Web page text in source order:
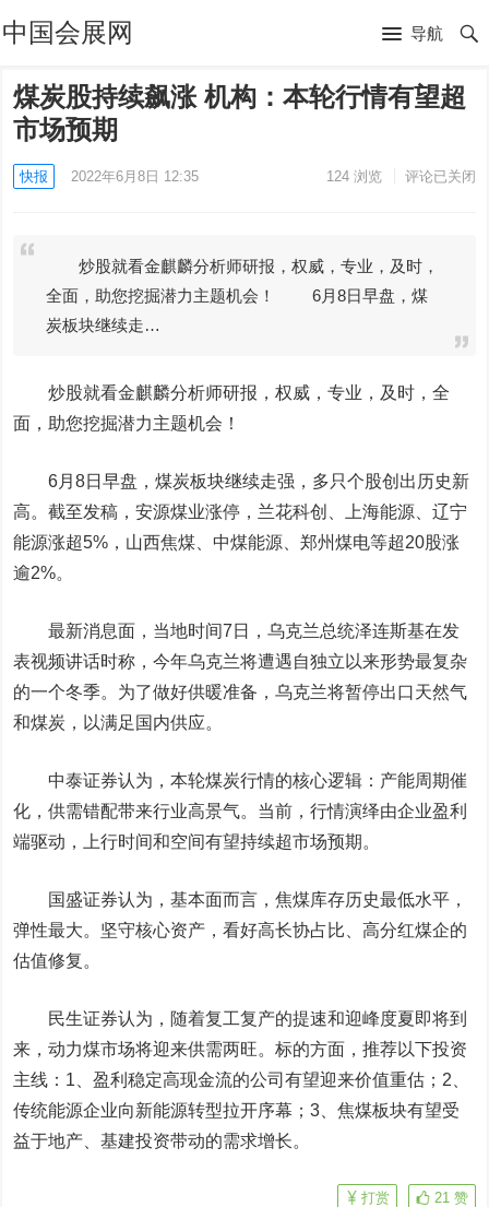
中国会展网 导航
煤炭股持续飙涨 机构：本轮行情有望超
市场预期
快报 2022年6月8日 12:35 124浏览 评论已关闭
炒股就看金麒麟分析师研报，权威，专业，及时，
全面，助您挖掘潜力主题机会！ 6月8日早盘，煤
炭板块继续走…
炒股就看金麒麟分析师研报，权威，专业，及时，全
面，助您挖掘潜力主题机会！
6月8日早盘，煤炭板块继续走强，多只个股创出历史新
高。截至发稿，安源煤业涨停， 兰花科创 上海能源 、辽宁
能源涨超5%， 山西焦煤 中煤能源 、郑州煤电等超20股涨
逾2%。
最新消息面，当地时间7日，乌克兰总统泽连斯基在发
表视频讲话时称，今年乌克兰将遭遇自独立以来形势最复杂
的一个冬季。为了做好供暖准备，乌克兰将暂停出口天然气
和煤炭，以满足国内供应。
中泰证券认为，本轮煤炭行情的核心逻辑：产能周期催
化，供需错配带来行业高景气。当前，行情演绎由企业盈利
端驱动，上行时间和空间有望持续超市场预期。
国盛证券认为，基本面而言，焦煤库存历史最低水平，
弹性最大。坚守核心资产，看好高长协占比、高分红煤企的
估值修复。
民生证券认为，随着复工复产的提速和迎峰度夏即将到
来，动力煤市场将迎来供需两旺。标的方面，推荐以下投资
主线：1、盈利稳定高现金流的公司有望迎来价值重估；2、
传统能源企业向新能源转型拉开序幕；3、焦煤板块有望受
益于地产、基建投资带动的需求增长。
21 赞
打赏